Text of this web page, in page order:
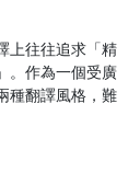
上往往追求「精
。作為一個受廣
種翻譯風格，難